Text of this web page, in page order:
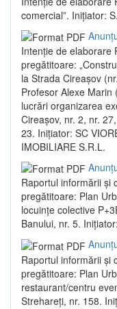
comercial”. Inițiator:
Intenție de elaborare
pregătitoare:
la Strada Cireașov
Profesor Alexe
lucrări organizarea
Cireașov, nr. 2, nr.
23. Inițiator: SC
IMOBILIARE S.R.L.
Raportul informării și
pregătitoare: Plan
locuințe colective
Banului, nr. 5.
Raportul informării și
pregătitoare: Plan
restaurant/centru
Strehareți, nr. 158.